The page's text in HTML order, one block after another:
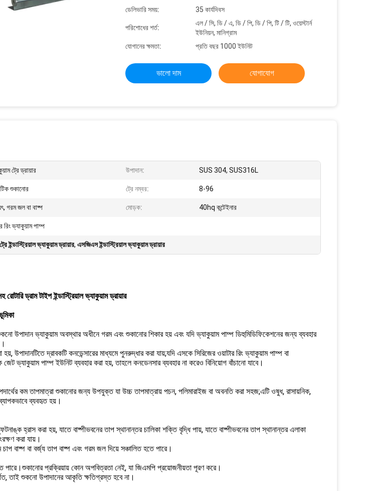
ডেলিভারি সময়: 35 কার্যদিবস
পরিশোধের শর্ত:
এল / সি, ডি / এ, ডি / পি, ডি / পি, টি / টি, ওয়েস্টার্ন
ইউনিয়ন, মানিগ্রাম
যোগানের ক্ষমতা:
প্রতি বছর 1000 ইউনিট
ভালো দাম যোগাযোগ
ট্রে ড্রায়ার উপাদান: SUS 304, SUS316L
শুকানোর ট্রে নম্বর: 8-96
গরম জল বা বাষ্প মোড়ক: 40hq কন্টেইনার
রিং ভ্যাকুয়াম পাম্প
ইন্ডাস্ট্রিয়াল ভ্যাকুয়াম ড্রায়ার, এসজিএস ইন্ডাস্ট্রিয়াল ভ্যাকুয়াম ড্রায়ার
ড্রাম টাইপ ইন্ডাস্ট্রিয়াল ভ্যাকুয়াম ড্রায়ার
উপাদান ভ্যাকুয়াম অবস্থার অধীনে গরম এবং শুকানোর শিকার হয় এবং যদি ভ্যাকুয়াম পাম্প ডিহুমিডিফিকেশনের জন্য ব্যবহার
হয়, উপাদানটিতে দ্রাবকটি কনডেন্সারের মাধ্যমে পুনরুদ্ধার করা যায়;যদি এসকে সিরিজের ওয়াটার রিং ভ্যাকুয়াম পাম্প বা
ভ্যাকুয়াম পাম্প ইউনিট ব্যবহার করা হয়, তাহলে কনডেনসার ব্যবহার না করেও বিনিয়োগ বাঁচানো যাবে।
পদার্থের কম তাপমাত্রা শুকানোর জন্য উপযুক্ত যা উচ্চ তাপমাত্রায় পচন, পলিমারাইজ বা অবনতি করা সহজ;এটি ওষুধ, রাসায়নিক,
ব্যবহৃত হয়।
হ্রাস করা হয়, যাতে বাষ্পীভবনের তাপ স্থানান্তর চালিকা শক্তি বৃদ্ধি পায়, যাতে বাষ্পীভবনের তাপ স্থানান্তর এলাকা
করা যায়।
বাষ্প বা বর্জ্য তাপ বাষ্প এবং গরম জল দিয়ে সঞ্চালিত হতে পারে।
পারে।শুকানোর প্রক্রিয়ায় কোন অপবিত্রতা নেই, যা জিএমপি প্রয়োজনীয়তা পূরণ করে।
তাই শুকনো উপাদানের আকৃতি ক্ষতিগ্রস্ত হবে না।